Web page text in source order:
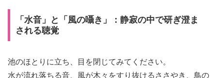
「水音」と「風の囁き」：静寂の中で研ぎ澄ま
される聴覚
池のほとりに立ち、目を閉じてみてください。
水が流れ落ちる音、風が木々をすり抜けるささやき、鳥の